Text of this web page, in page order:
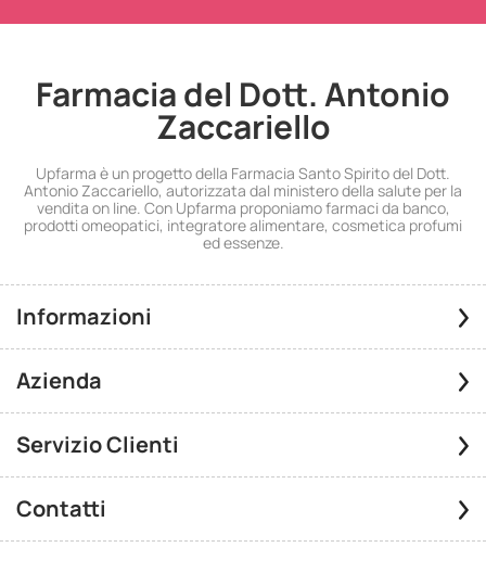
Farmacia del Dott. Antonio
Zaccariello
Upfarma è un progetto della Farmacia Santo Spirito del Dott.
Antonio Zaccariello, autorizzata dal ministero della salute per la
vendita on line. Con Upfarma proponiamo farmaci da banco,
prodotti omeopatici, integratore alimentare, cosmetica profumi
ed essenze.
Informazioni
Azienda
Servizio Clienti
Contatti